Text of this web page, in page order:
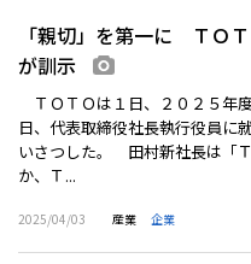
「親切」を第一に ＴＯ
が訓示
ＴＯＴＯは１日、２０２５年
日、代表取締役社長執行役員に
いさつした。 田村新社長は「
か、Ｔ...
2025/04/03 産業 企業